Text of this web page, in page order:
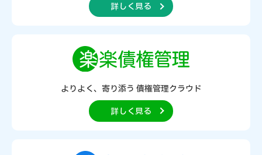
詳しく見る
よりよく、寄り添う 債権管理クラウド
詳しく見る